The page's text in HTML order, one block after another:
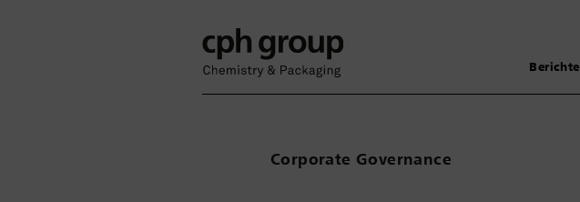
Berichte
Corporate Governance